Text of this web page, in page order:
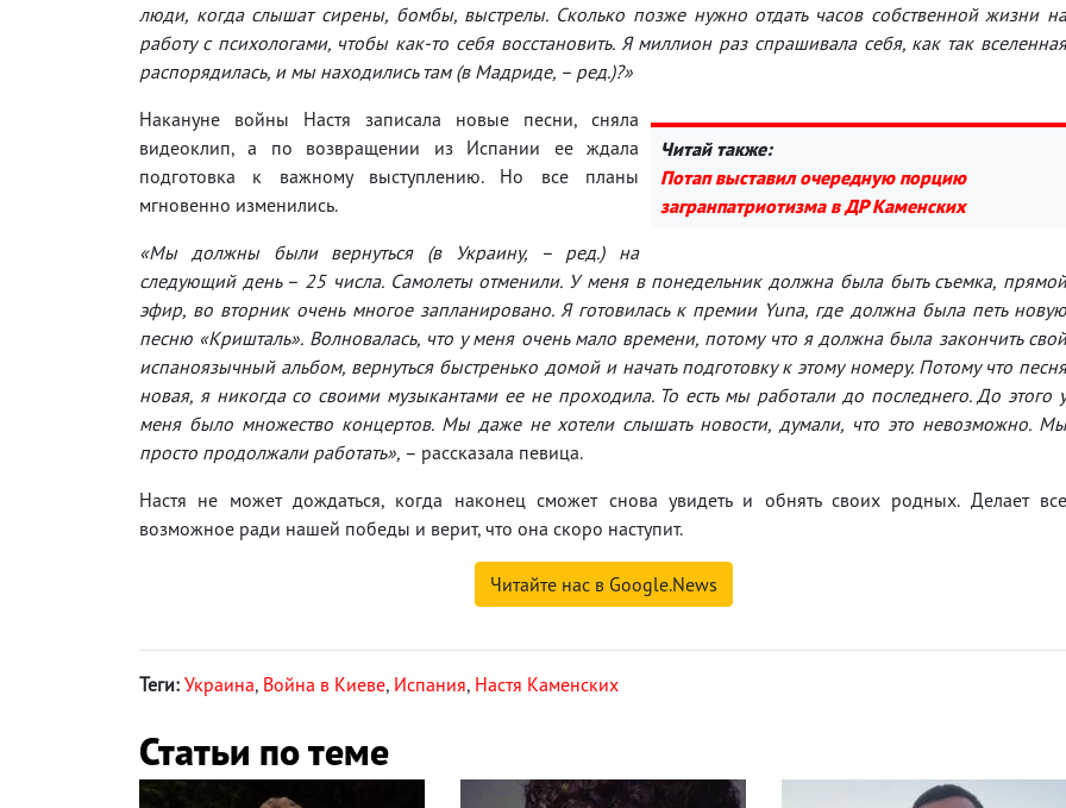
люди, когда слышат сирены, бомбы, выстрелы. Сколько позже нужно отдать часов собственной жизни на
работу с психологами, чтобы как-то себя восстановить. Я миллион раз спрашивала себя, как так вселенная
распорядилась, и мы находились там (в Мадриде, – ред.)?»
Читай также:
Потап выставил очередную порцию
загранпатриотизма в ДР Каменских
Накануне войны Настя записала новые песни, сняла
видеоклип, а по возвращении из Испании ее ждала
подготовка к важному выступлению. Но все планы
мгновенно изменились.
«Мы должны были вернуться (в Украину, – ред.) на
следующий день – 25 числа. Самолеты отменили. У меня в понедельник должна была быть съемка, прямой
эфир, во вторник очень многое запланировано. Я готовилась к премии Yuna, где должна была петь новую
песню «Кришталь». Волновалась, что у меня очень мало времени, потому что я должна была закончить свой
испаноязычный альбом, вернуться быстренько домой и начать подготовку к этому номеру. Потому что песня
новая, я никогда со своими музыкантами ее не проходила. То есть мы работали до последнего. До этого у
меня было множество концертов. Мы даже не хотели слышать новости, думали, что это невозможно. Мы
просто продолжали работать», – рассказала певица.
Настя не может дождаться, когда наконец сможет снова увидеть и обнять своих родных. Делает все
возможное ради нашей победы и верит, что она скоро наступит.
Читайте нас в Google.News
Теги: Украина, Война в Киеве, Испания, Настя Каменских
Статьи по теме